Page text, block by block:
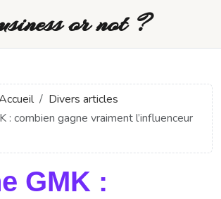
or not ?
Divers articles
: combien gagne vraiment l’influenceur
GMK :